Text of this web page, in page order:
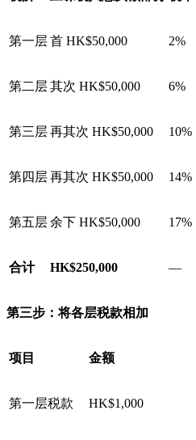
第一层首 HK$50,000 2%
第二层其次 HK$50,000 6%
第三层再其次 HK$50,000 10%
第四层再其次 HK$50,000 14%
第五层余下 HK$50,000 17%
合计 HK$250,000 —
第三步：将各层税款相加
项目 金额
第一层税款 HK$1,000